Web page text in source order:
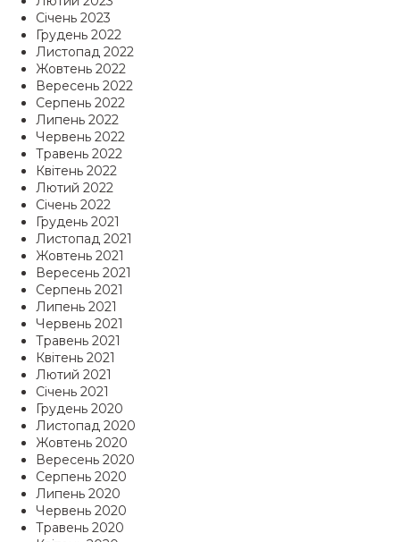
Січень 2023
Грудень 2022
Листопад 2022
Жовтень 2022
Вересень 2022
Серпень 2022
Липень 2022
Червень 2022
Травень 2022
Квітень 2022
Лютий 2022
Січень 2022
Грудень 2021
Листопад 2021
Жовтень 2021
Вересень 2021
Серпень 2021
Липень 2021
Червень 2021
Травень 2021
Квітень 2021
Лютий 2021
Січень 2021
Грудень 2020
Листопад 2020
Жовтень 2020
Вересень 2020
Серпень 2020
Липень 2020
Червень 2020
Травень 2020